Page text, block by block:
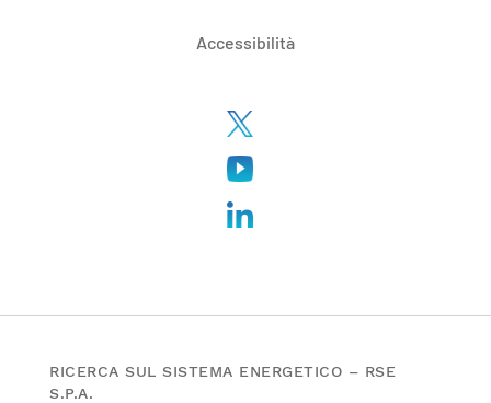
Accessibilità
RICERCA SUL SISTEMA ENERGETICO – RSE
S.P.A.